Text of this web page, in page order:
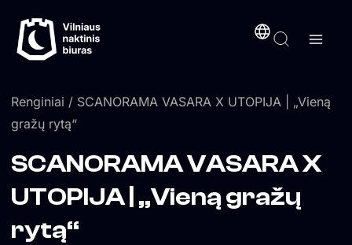
prie
turinio
Renginiai / SCANORAMA VASARA X UTOPIJA | „Vieną
gražų rytą“
SCANORAMA VASARA X
UTOPIJA | „Vieną gražų
rytą“